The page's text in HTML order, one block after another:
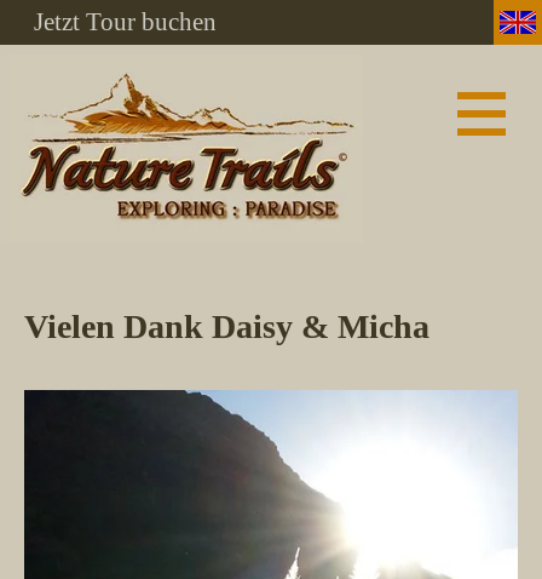
Jetzt Tour buchen
Vielen Dank Daisy & Micha